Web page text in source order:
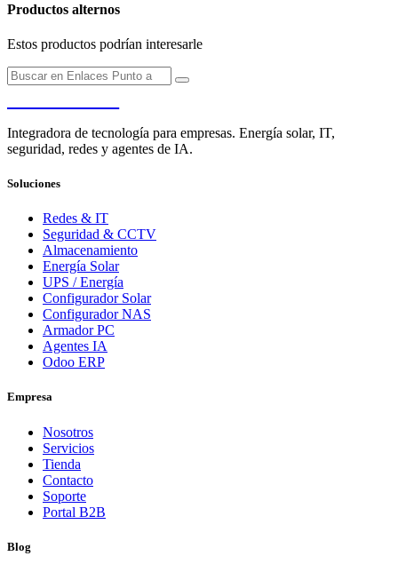
Productos alternos
Estos productos podrían interesarle
Integradora de tecnología para empresas. Energía solar, IT,
seguridad, redes y agentes de IA.
Soluciones
Redes & IT
Seguridad & CCTV
Almacenamiento
Energía Solar
UPS / Energía
Configurador Solar
Configurador NAS
Armador PC
Agentes IA
Odoo ERP
Empresa
Nosotros
Servicios
Tienda
Contacto
Soporte
Portal B2B
Blog